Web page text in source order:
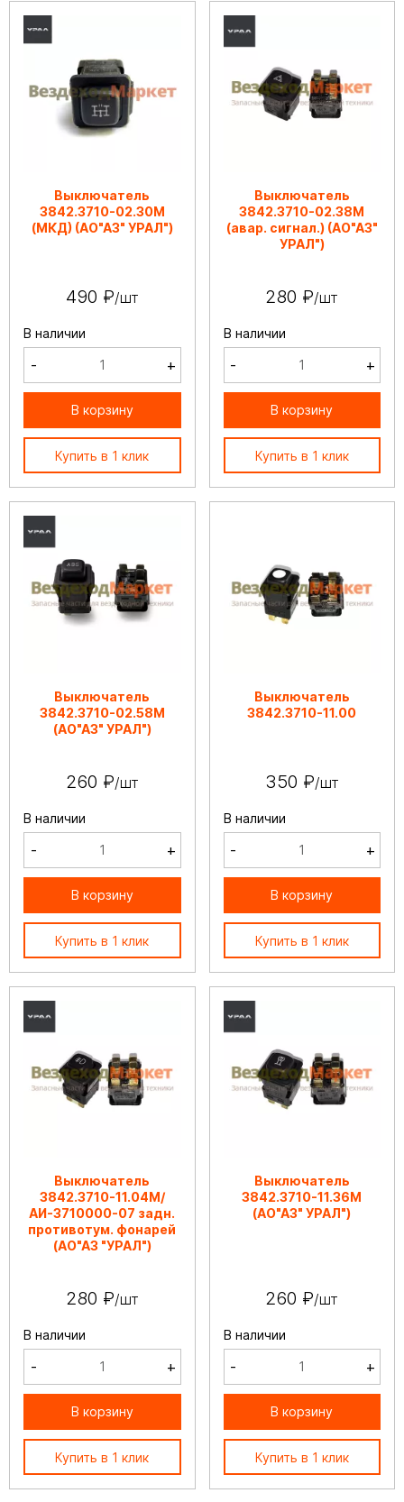
Выключатель
3842.3710-02.30М
(МКД) (АО"АЗ" УРАЛ")
490 ₽/шт
В наличии
- +
В корзину
Купить в 1 клик
Выключатель
3842.3710-02.38М
(авар. сигнал.) (АО"АЗ"
УРАЛ")
280 ₽/шт
В наличии
- +
В корзину
Купить в 1 клик
Выключатель
3842.3710-02.58М
(АО"АЗ" УРАЛ")
260 ₽/шт
В наличии
- +
В корзину
Купить в 1 клик
Выключатель
3842.3710-11.00
350 ₽/шт
В наличии
- +
В корзину
Купить в 1 клик
Выключатель
3842.3710-11.04М/
АИ-3710000-07 задн.
противотум. фонарей
(АО"АЗ "УРАЛ")
280 ₽/шт
В наличии
- +
В корзину
Купить в 1 клик
Выключатель
3842.3710-11.36М
(АО"АЗ" УРАЛ")
260 ₽/шт
В наличии
- +
В корзину
Купить в 1 клик